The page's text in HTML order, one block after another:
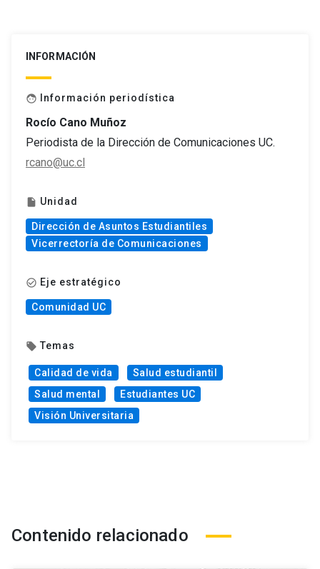
INFORMACIÓN
face Información periodística
Rocío Cano Muñoz
Periodista de la Dirección de Comunicaciones UC.
rcano@uc.cl
insert_drive_file Unidad
Dirección de Asuntos Estudiantiles
Vicerrectoría de Comunicaciones
check_circle_outline Eje estratégico
Comunidad UC
local_offer Temas
Calidad de vida
Salud estudiantil
Salud mental
Estudiantes UC
Visión Universitaria
Contenido relacionado